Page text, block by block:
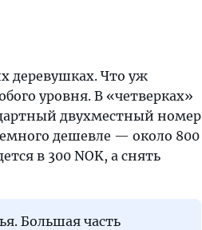
деревушках. Что уж
уровня. В «четверках»
двухместный номер
дешевле — около 800
в 300 NOK, а снять
Большая часть